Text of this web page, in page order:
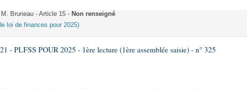
Bruneau - Article 15 - Non renseigné
loi de finances pour 2025)
- PLFSS POUR 2025 - 1ère lecture (1ère assemblée saisie) - n° 325